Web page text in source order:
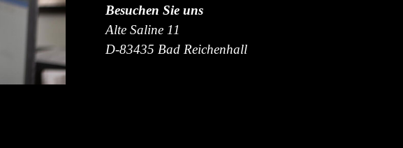
Besuchen Sie uns
Alte Saline 11
D-83435 Bad Reichenhall